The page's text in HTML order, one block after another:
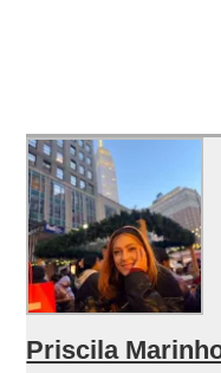
Priscila